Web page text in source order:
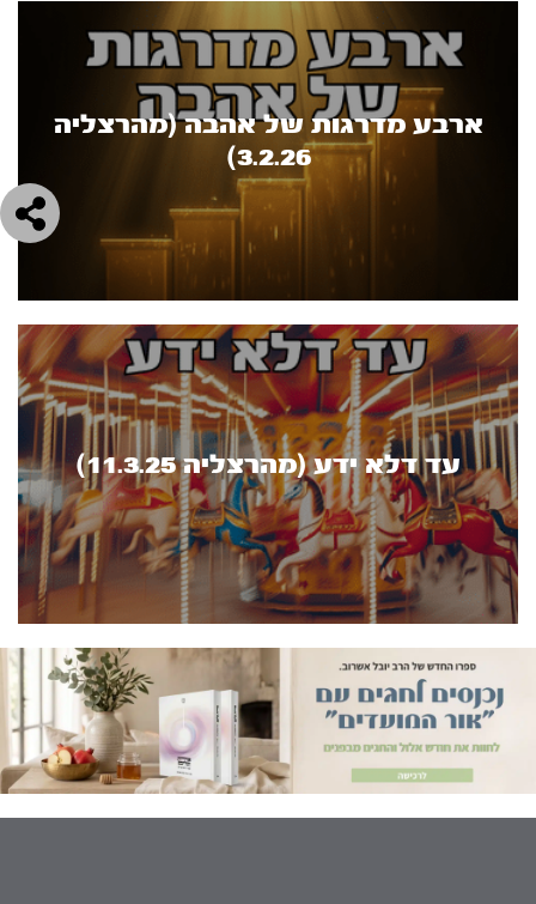
ארבע מדרגות של אהבה (מהרצליה
3.2.26)
עד דלא ידע (מהרצליה 11.3.25)